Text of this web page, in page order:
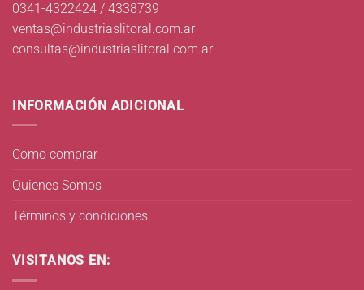
0341-4322424 / 4338739
ventas@industriaslitoral.com.ar
consultas@industriaslitoral.com.ar
INFORMACIÓN ADICIONAL
Como comprar
Quienes Somos
Términos y condiciones
VISITANOS EN: